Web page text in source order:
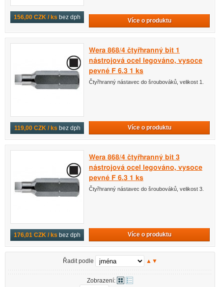
156,00 CZK / ks bez dph Více o produktu
119,00 CZK / ks bez dph
Wera 868/4 čtyřhranný bit 1
nástrojová ocel legováno, vysoce
pevné F 6.3 1 ks
Čtyřhranný nástavec do šroubováků, velikost 1.
Více o produktu
176,01 CZK / ks bez dph
Wera 868/4 čtyřhranný bit 3
nástrojová ocel legováno, vysoce
pevné F 6.3 1 ks
Čtyřhranný nástavec do šroubováků, velikost 3.
Více o produktu
Řadit podle ▲ ▼
Zobrazení: